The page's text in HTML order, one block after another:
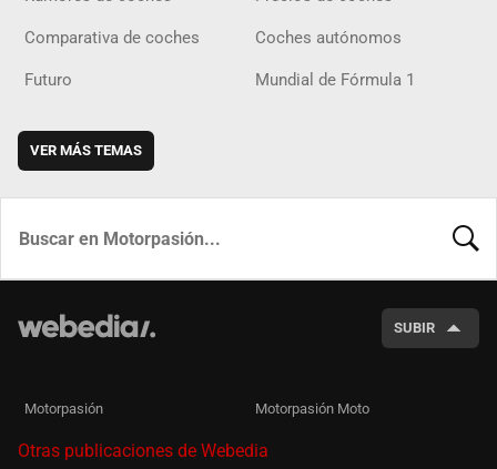
Comparativa de coches Coches autónomos
Futuro Mundial de Fórmula 1
VER MÁS TEMAS
SUBIR
Motorpasión Motorpasión Moto
Otras publicaciones de Webedia